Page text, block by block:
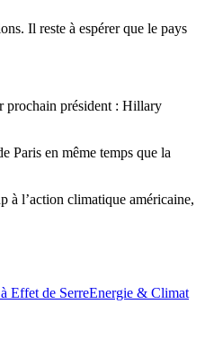
Il reste à espérer que le pays
prochain président : Hillary
Paris en même temps que la
à l’action climatique américaine,
Effet de SerreEnergie & Climat